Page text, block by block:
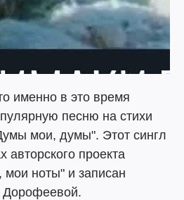
именно в это время
песню на стихи
мои, думы". Этот сингл
авторского проекта
мои ноты" и записан
Дорофеевой.